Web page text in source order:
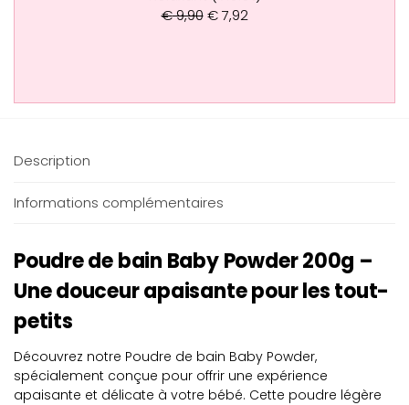
€9,90 €7,92
Description
Informations complémentaires
Poudre de bain Baby Powder 200g –
Une douceur apaisante pour les tout-
petits
Découvrez notre Poudre de bain Baby Powder,
spécialement conçue pour offrir une expérience
apaisante et délicate à votre bébé. Cette poudre légère